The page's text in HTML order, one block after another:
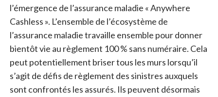
l’émergence de l’assurance maladie « Anywhere
Cashless ». L’ensemble de l’écosystème de
l’assurance maladie travaille ensemble pour donner
bientôt vie au règlement 100 % sans numéraire. Cela
peut potentiellement briser tous les murs lorsqu’il
s’agit de défis de règlement des sinistres auxquels
sont confrontés les assurés. Ils peuvent désormais